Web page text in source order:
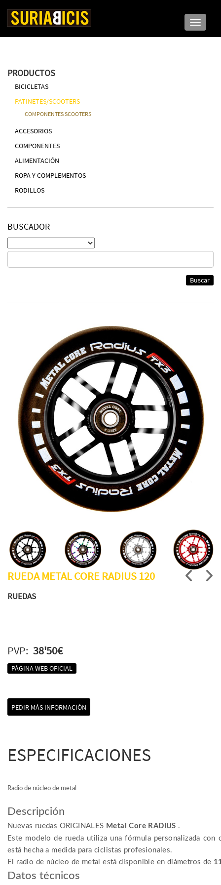
Toggle
PRODUCTOS
BICICLETAS
PATINETES/SCOOTERS
COMPONENTES SCOOTERS
ACCESORIOS
COMPONENTES
ALIMENTACIÓN
ROPA Y COMPLEMENTOS
RODILLOS
BUSCADOR
Buscar
RUEDA METAL CORE RADIUS 120
RUEDAS
PVP: 38'50€
PÁGINA WEB OFICIAL
PEDIR MÁS INFORMACIÓN
ESPECIFICACIONES
Radio de núcleo de metal
Descripción
Nuevas ruedas ORIGINALES Metal Core RADIUS .
Este modelo de rueda utiliza una fórmula personalizada
está hecha a medida para ciclistas profesionales.
El radio de núcleo de metal está disponible en diámetros de
Datos técnicos